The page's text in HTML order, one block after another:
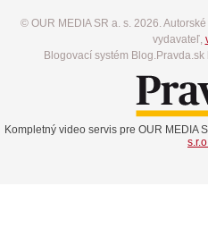
© OUR MEDIA SR a. s. 2026.
vydavateľ,
Blogovací systém
Kompletný video servis pre OUR MEDIA